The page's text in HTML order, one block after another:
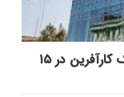
تغییر ساعت کاری شعب بانک کارآفرین در ۱۵